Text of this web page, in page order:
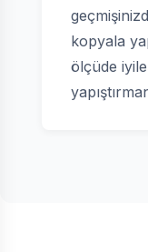
kopyala
ölçüde